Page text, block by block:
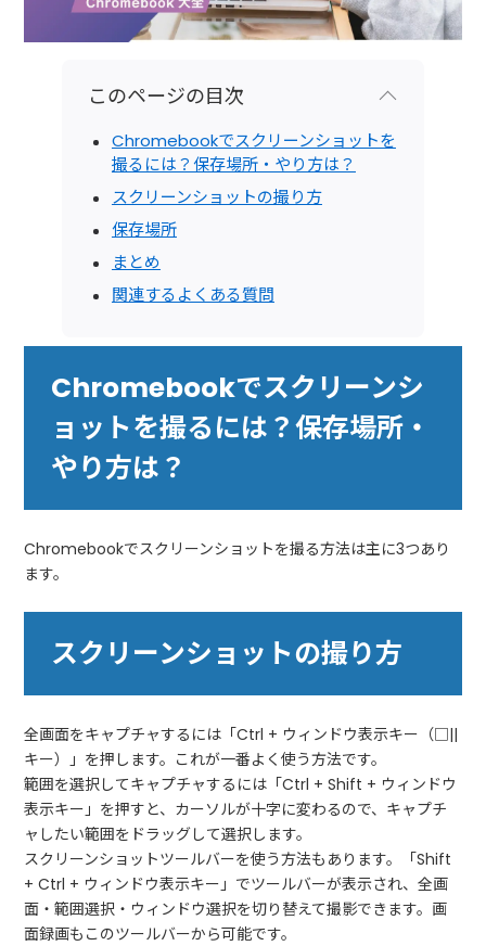
このページの目次
Chromebookでスクリーンショットを
撮るには？保存場所・やり方は？
スクリーンショットの撮り方
保存場所
まとめ
関連するよくある質問
Chromebookでスクリーンシ
ョットを撮るには？保存場所・
やり方は？
Chromebookでスクリーンショットを撮る方法は主に3つあり
ます。
スクリーンショットの撮り方
全画面をキャプチャするには「Ctrl + ウィンドウ表示キー（□||
キー）」を押します。これが一番よく使う方法です。
範囲を選択してキャプチャするには「Ctrl + Shift + ウィンドウ
表示キー」を押すと、カーソルが十字に変わるので、キャプチ
ャしたい範囲をドラッグして選択します。
スクリーンショットツールバーを使う方法もあります。「Shift
+ Ctrl + ウィンドウ表示キー」でツールバーが表示され、全画
面・範囲選択・ウィンドウ選択を切り替えて撮影できます。画
面録画もこのツールバーから可能です。